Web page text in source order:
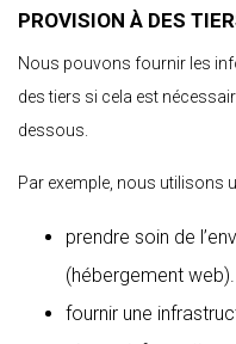
PROVISION À DES
Nous pouvons fournir les
des tiers si cela est
dessous.
Par exemple, nous utilisons
prendre soin de
(hébergement web).
fournir une